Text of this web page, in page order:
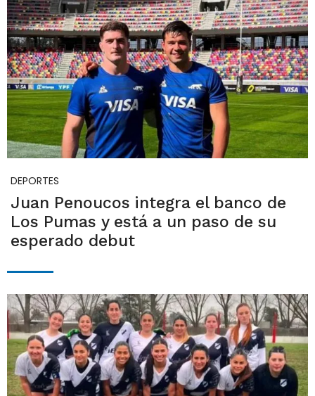
DEPORTES
Juan Penoucos integra el banco de
Los Pumas y está a un paso de su
esperado debut